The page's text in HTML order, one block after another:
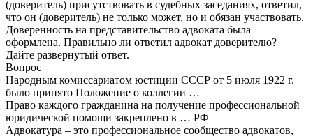
(доверитель) присутствовать в судебных заседаниях, ответил,
что он (доверитель) не только может, но и обязан участвовать.
Доверенность на представительство адвоката была
оформлена. Правильно ли ответил адвокат доверителю?
Дайте развернутый ответ.
Вопрос
Народным комиссариатом юстиции СССР от 5 июля 1922 г.
было принято Положение о коллегии …
Право каждого гражданина на получение профессиональной
юридической помощи закреплено в … РФ
Адвокатура – это профессиональное сообщество адвокатов,